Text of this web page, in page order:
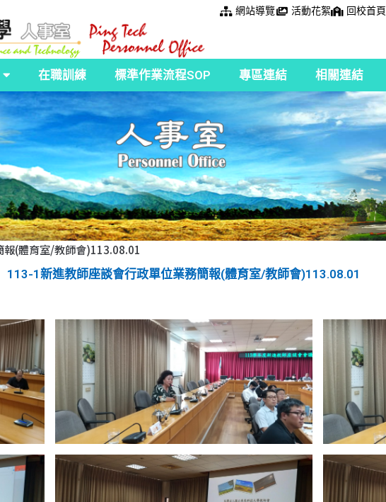
網站導覽 活動花絮 回校首頁
在職訓練 標準作業流程SOP 專區連結 相關連結
(體育室/教師會)113.08.01
113-1新進教師座談會行政單位業務簡報(體育室/教師會)113.08.01